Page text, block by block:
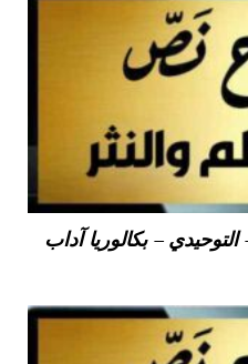
– بكالوريا آداب